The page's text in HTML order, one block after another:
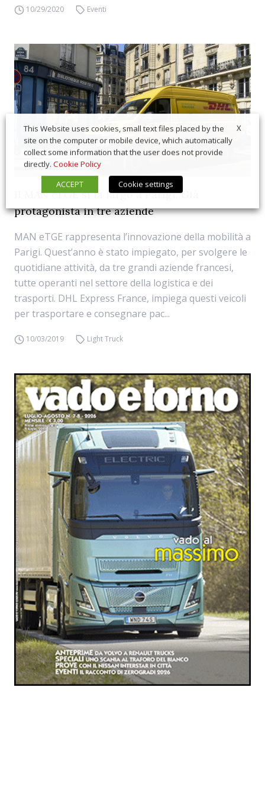
10/29/2020 Eventi
Il MAN eTGE si fa largo a Parigi. Già
protagonista in tre aziende
MAN eTGE rappresenta l’innovazione della mobilità a
Parigi. Quest’anno è stato impiegato, per svolgere le
quotidiane attività, da tre grandi aziende francesi,
tutte operanti nel settore della logistica e dei
trasporti. DHL Express France, impiega questi veicoli
per trasportare e consegnare pac...
10/03/2019 Light Truck
X
This Website uses cookies, small text files placed by the
site on the computer or mobile device, which automatically
collect some information that the user does not provide
directly. Cookie Policy
ACCEPT
Cookie settings